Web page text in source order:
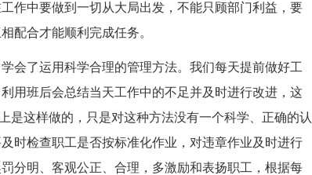
作中要做到一切从大局出发，不能只顾部门利益，要
配合才能顺利完成任务。
会了运用科学合理的管理方法。我们每天提前做好工
用班后会总结当天工作中的不足并及时进行改进，这
是这样做的，只是对这种方法没有一个科学、正确的认
时检查职工是否按标准化作业，对违章作业及时进行
分明、客观公正、合理，多激励和表扬职工，根据每